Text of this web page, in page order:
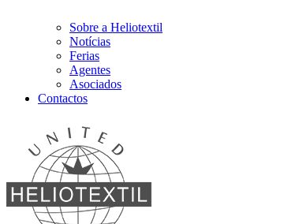
Sobre a Heliotextil
Notícias
Ferias
Agentes
Asociados
Contactos